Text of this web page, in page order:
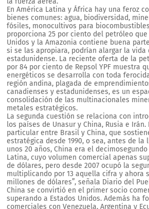
En América Latina y África hay una feroz
bienes comunes: agua, biodiversidad,
fósiles, monocultivos para
proporciona 25 por ciento del petróleo que
Unidos y la Amazonia contiene buena
si se las apropiara, podrían alargar la
estadunidense. La reciente oferta de la
por 84 por ciento de Repsol YPF muestra
energéticos se desarrolla con toda
región andina, plagada de
canadienses y estadunidenses, es un
consolidación de las multinacionales
metales estratégicos.
La segunda cuestión se relaciona con
los países de Unasur y China, Rusia e
particular entre Brasil y China, que
estratégica desde 1990, o sea, antes de la
unos 20 años, China era el
Latina, cuyo volumen comercial apenas
de dólares, pero desde 2007 ocupó la
multiplicando por 13 aquella cifra y ahora
millones de dólares”, señala Diario del
China se convirtió en el primer socio
superando a Estados Unidos. Además ha
comerciales con Venezuela, Argentina y